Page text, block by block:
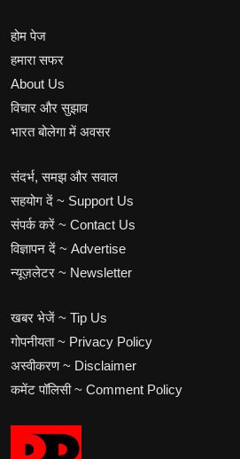
होम पेज
हमारा सफर
About Us
विचार और सुझाव
भारत बोलेगा में अवसर
संदर्भ, समझ और सवाल
सहयोग दें ~ Support Us
संपर्क करें ~ Contact Us
विज्ञापन दें ~ Advertise
न्यूज़लेटर ~ Newsletter
खबर भेजें ~ Tip Us
गोपनीयता ~ Privacy Policy
अस्वीकरण ~ Disclaimer
कमेंट पॉलिसी ~ Comment Policy